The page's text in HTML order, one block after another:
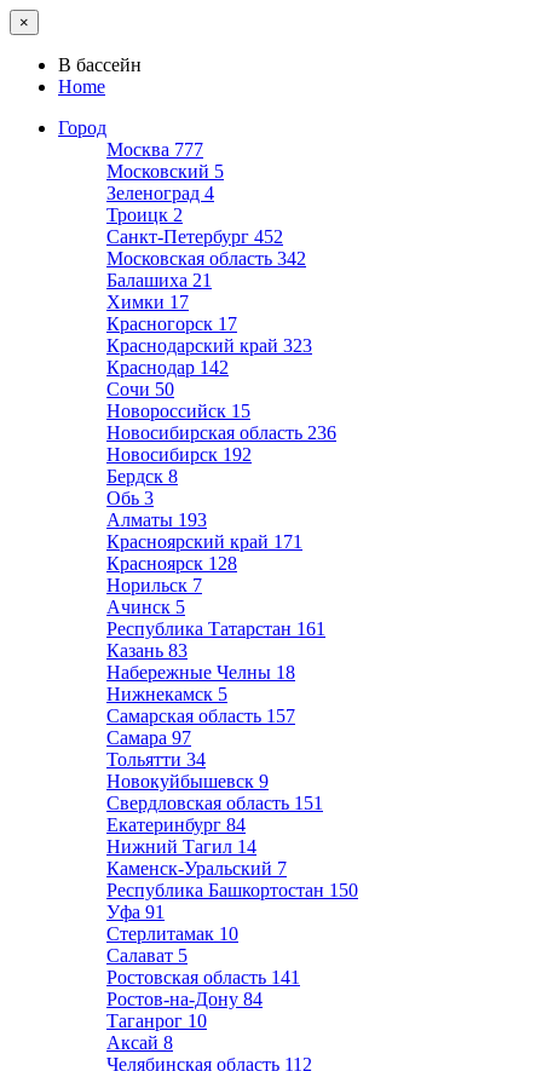
×
В бассейн
Home
Город
Москва 777
Московский 5
Зеленоград 4
Троицк 2
Санкт-Петербург 452
Московская область 342
Балашиха 21
Химки 17
Красногорск 17
Краснодарский край 323
Краснодар 142
Сочи 50
Новороссийск 15
Новосибирская область 236
Новосибирск 192
Бердск 8
Обь 3
Алматы 193
Красноярский край 171
Красноярск 128
Норильск 7
Ачинск 5
Республика Татарстан 161
Казань 83
Набережные Челны 18
Нижнекамск 5
Самарская область 157
Самара 97
Тольятти 34
Новокуйбышевск 9
Свердловская область 151
Екатеринбург 84
Нижний Тагил 14
Каменск-Уральский 7
Республика Башкортостан 150
Уфа 91
Стерлитамак 10
Салават 5
Ростовская область 141
Ростов-на-Дону 84
Таганрог 10
Аксай 8
Челябинская область 112